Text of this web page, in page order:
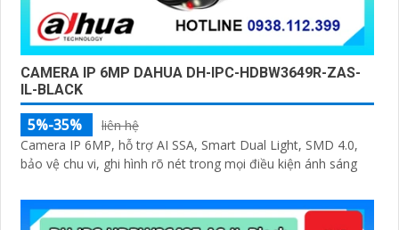
CAMERA IP 6MP DAHUA DH-IPC-HDBW3649R-ZAS-
IL-BLACK
5%-35%
liên hệ
Camera IP 6MP, hỗ trợ AI SSA, Smart Dual Light, SMD 4.0,
bảo vệ chu vi, ghi hình rõ nét trong mọi điều kiện ánh sáng